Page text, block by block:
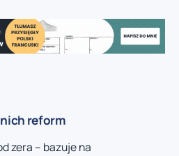
reform
zera – bazuje na